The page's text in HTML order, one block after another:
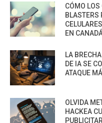
CÓMO
BLASTERS
EN
LA
DE IA SE
ATAQUE
OLVIDA
HACKEA